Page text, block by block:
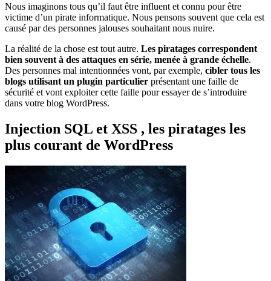
Nous imaginons tous qu’il faut être influent et connu pour être
victime d’un pirate informatique. Nous pensons souvent que cela est
causé par des personnes jalouses souhaitant nous nuire.
La réalité de la chose est tout autre. Les piratages correspondent
bien souvent à des attaques en série, menée à grande échelle.
Des personnes mal intentionnées vont, par exemple, cibler tous les
blogs utilisant un plugin particulier présentant une faille de
sécurité et vont exploiter cette faille pour essayer de s’introduire
dans votre blog WordPress.
Injection SQL et XSS , les piratages les
plus courant de WordPress